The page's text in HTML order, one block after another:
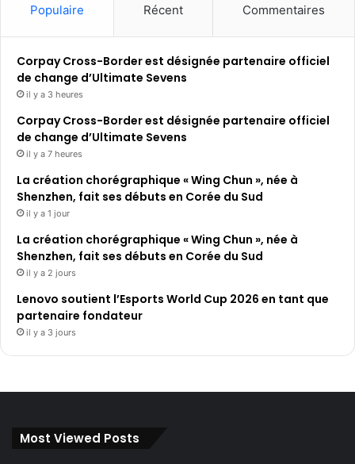
Populaire Récent Commentaires
Corpay Cross-Border est désignée partenaire officiel
de change d’Ultimate Sevens
il y a 3 heures
Corpay Cross-Border est désignée partenaire officiel
de change d’Ultimate Sevens
il y a 7 heures
La création chorégraphique « Wing Chun », née à
Shenzhen, fait ses débuts en Corée du Sud
il y a 1 jour
La création chorégraphique « Wing Chun », née à
Shenzhen, fait ses débuts en Corée du Sud
il y a 2 jours
Lenovo soutient l’Esports World Cup 2026 en tant que
partenaire fondateur
il y a 3 jours
Most Viewed Posts